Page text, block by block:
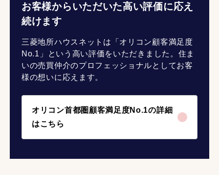
お客様からいただいた高い評価に応え
続けます
三菱地所ハウスネットは「オリコン顧客満足度
No.1」という高い評価をいただきました。住ま
いの売買仲介のプロフェッショナルとしてお客
様の想いに応えます。
オリコン首都圏顧客満足度No.1の詳細
はこちら